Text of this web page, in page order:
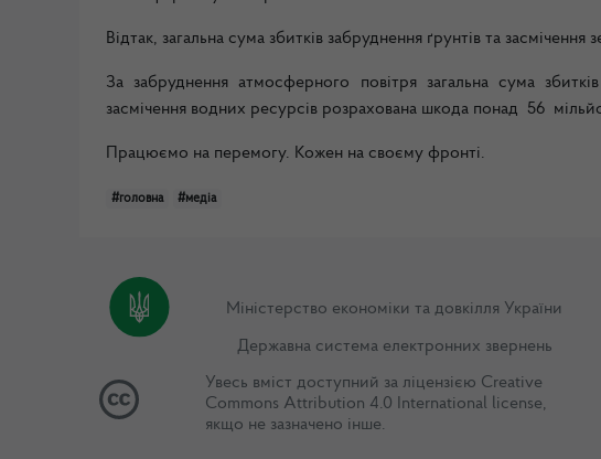
Відтак, загальна сума збитків забруднення ґрунтів та
За забруднення атмосферного повітря загальна сума
засмічення водних ресурсів розрахована шкода понад 56
Працюємо на перемогу. Кожен на своєму фронті.
#головна #медіа
Міністерство економіки та довкілля України
Державна система електронних звернень
Увесь вміст доступний за ліцензією Creative
Commons Attribution 4.0 International license,
якщо не зазначено інше.